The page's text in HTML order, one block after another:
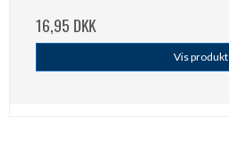
16,95 DKK
Vis produkt